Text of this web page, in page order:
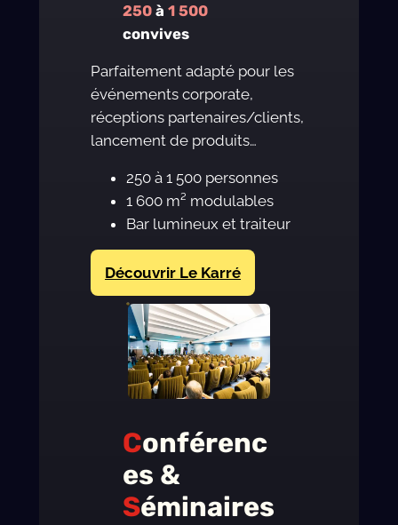
250à 1 500
convives
Parfaitement adapté pour les
événements corporate,
réceptions partenaires/clients,
lancement de produits…
250 à 1 500 personnes
1 600 m² modulables
Bar lumineux et traiteur
Découvrir Le Karré
Conférenc
es &
Séminaires